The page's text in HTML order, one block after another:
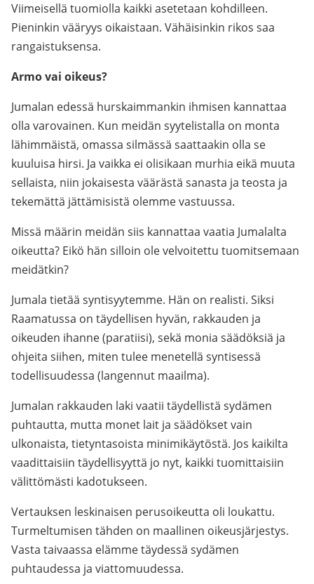
Viimeisellä tuomiolla kaikki asetetaan kohdilleen.
Pieninkin vääryys oikaistaan. Vähäisinkin rikos saa
rangaistuksensa.
Armo vai oikeus?
Jumalan edessä hurskaimmankin ihmisen kannattaa
olla varovainen. Kun meidän syytelistalla on monta
lähimmäistä, omassa silmässä saattaakin olla se
kuuluisa hirsi. Ja vaikka ei olisikaan murhia eikä muuta
sellaista, niin jokaisesta väärästä sanasta ja teosta ja
tekemättä jättämisistä olemme vastuussa.
Missä määrin meidän siis kannattaa vaatia Jumalalta
oikeutta? Eikö hän silloin ole velvoitettu tuomitsemaan
meidätkin?
Jumala tietää syntisyytemme. Hän on realisti. Siksi
Raamatussa on täydellisen hyvän, rakkauden ja
oikeuden ihanne (paratiisi), sekä monia säädöksiä ja
ohjeita siihen, miten tulee menetellä syntisessä
todellisuudessa (langennut maailma).
Jumalan rakkauden laki vaatii täydellistä sydämen
puhtautta, mutta monet lait ja säädökset vain
ulkonaista, tietyntasoista minimikäytöstä. Jos kaikilta
vaadittaisiin täydellisyyttä jo nyt, kaikki tuomittaisiin
välittömästi kadotukseen.
Vertauksen leskinaisen perusoikeutta oli loukattu.
Turmeltumisen tähden on maallinen oikeusjärjestys.
Vasta taivaassa elämme täydessä sydämen
puhtaudessa ja viattomuudessa.